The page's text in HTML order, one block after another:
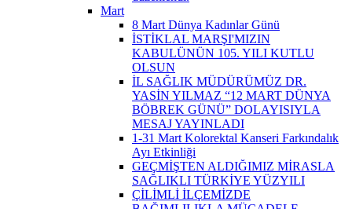
Mart
8 Mart Dünya Kadınlar Günü
İSTİKLAL MARŞI'MIZIN
KABULÜNÜN 105. YILI KUTLU
OLSUN
İL SAĞLIK MÜDÜRÜMÜZ DR.
YASİN YILMAZ “12 MART DÜNYA
BÖBREK GÜNÜ” DOLAYISIYLA
MESAJ YAYINLADI
1-31 Mart Kolorektal Kanseri Farkındalık
Ayı Etkinliği
GEÇMİŞTEN ALDIĞIMIZ MİRASLA
SAĞLIKLI TÜRKİYE YÜZYILI
ÇİLİMLİ İLÇEMİZDE